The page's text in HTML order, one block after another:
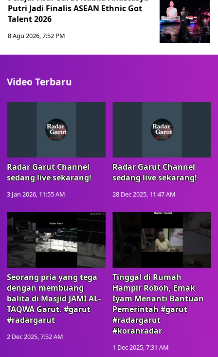
Putri Jadi Finalis ASEAN Ethnic Got
Talent 2026
8 Agu 2026, 7:52 PM
Video Terbaru
Radar Garut Channel
sedang live sekarang!
3 Jan 2026, 11:55 AM
Radar Garut Channel
sedang live sekarang!
28 Dec 2025, 11:47 AM
Seorang pria yang tega
dengan membuang
balita di Masjid JAMI AL-
TAQWA Garut. #garut
#radargarut
2 Dec 2025, 7:52 AM
Tinggal di Rumah
Hampir Roboh, Emak
Iyam Menanti Bantuan
Pemerintah #garut
#radargarut
#koranradar
1 Dec 2025, 7:31 AM